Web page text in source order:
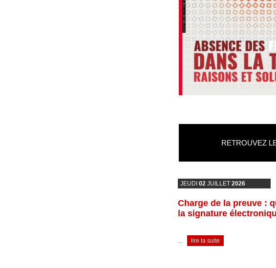
RETROUVEZ
JEUDI 02 JUILLET 2026
Charge de la preuve :
la signature
… lire la suite